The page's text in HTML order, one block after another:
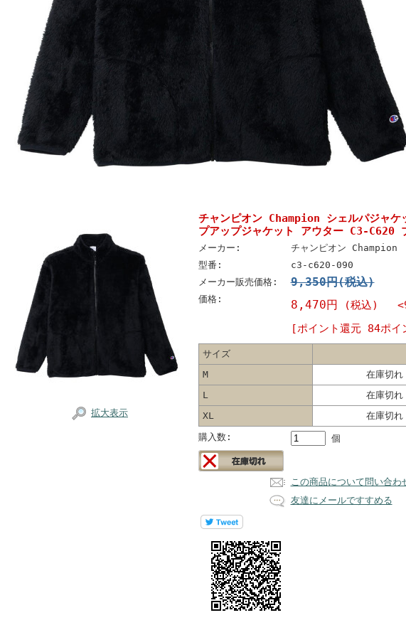
拡大表示
チャンピオン Champion シェルパジャケ
プアップジャケット アウター C3-C620
メーカー:
チャンピオン Champion
型番:
c3-c620-090
メーカー販売価格:
9,350円(税込)
価格: 8,470円 (税込)
[ポイント還元 84ポイ
サイズ
M
在庫切れ
L
在庫切れ
XL
在庫切れ
購入数:
個
この商品について問い合わ
友達にメールですすめる